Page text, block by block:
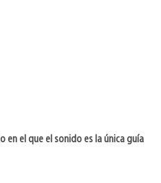
en el que el sonido es la única guía